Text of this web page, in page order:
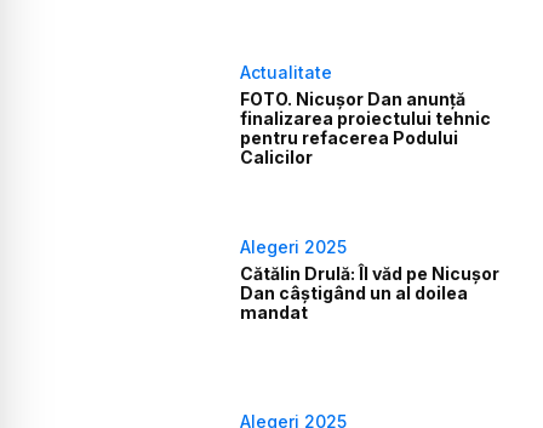
Actualitate
FOTO. Nicușor Dan anunță
finalizarea proiectului tehnic
pentru refacerea Podului
Calicilor
Alegeri 2025
Cătălin Drulă: Îl văd pe Nicuşor
Dan câştigând un al doilea
mandat
Alegeri 2025